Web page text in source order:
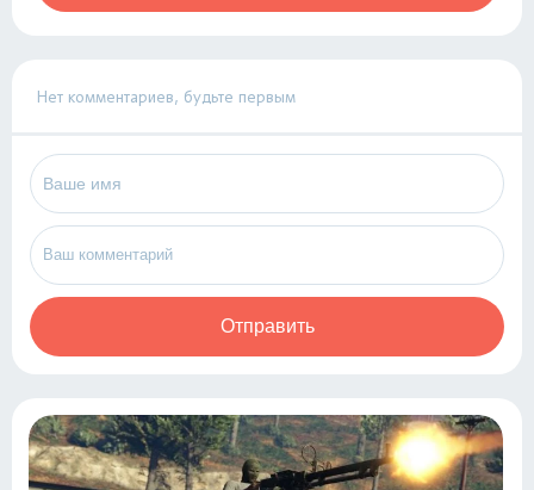
Нет комментариев, будьте первым
Отправить